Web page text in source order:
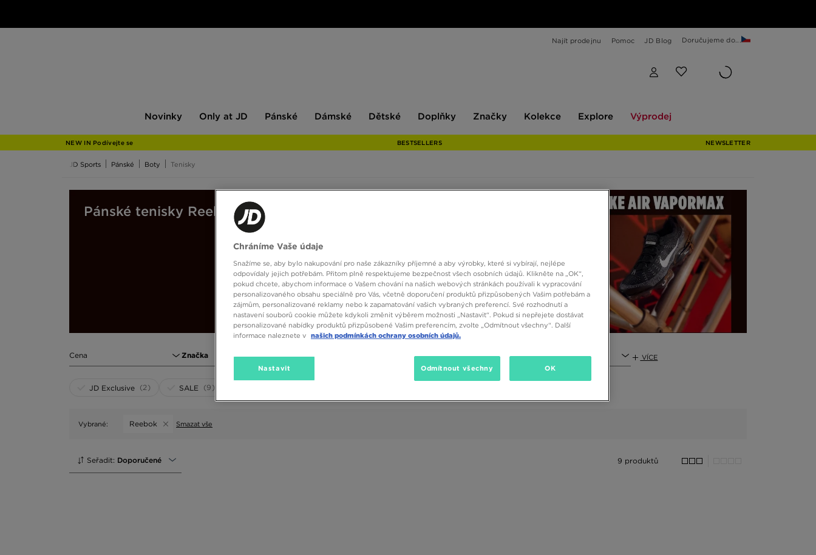
Najít prodejnu Pomoc JD Blog Doručujeme do...
Novinky
JD
Only at JD Pánské Dámské Dětské Doplňky Značky Kolekce Explore Výprodej
NEW IN Podívejte se BESTSELLERS NEWSLETTER
JD Sports Pánské Boty Tenisky
Pánské tenisky Reebok
Cena Značka Velikost Barva Druh VÍCE
JD Exclusive (2) SALE (9)
Vybrané: Reebok Smazat vše
Seřadit: Doporučené 9 produktů
Chráníme Vaše údaje
Snažíme se, aby bylo nakupování pro naše zákazníky příjemné a aby výrobky, které si vybírají, nejlépe
odpovídaly jejich potřebám. Přitom plně respektujeme bezpečnost všech osobních údajů. Klikněte na „OK“,
pokud chcete, abychom informace o Vašem chování na našich webových stránkách používali k vypracování
personalizovaného obsahu speciálně pro Vás, včetně doporučení produktů přizpůsobených Vašim potřebám a
zájmům, personalizované reklamy nebo k zapamatování vašich vybraných preferencí. Své rozhodnutí a
nastavení souborů cookie můžete kdykoli změnit výběrem možnosti „Nastavit“. Pokud si nepřejete dostávat
personalizované nabídky produktů přizpůsobené Vašim preferencím, zvolte „Odmítnout všechny“. Další
informace naleznete v našich podmínkách ochrany osobních údajů.
Nastavit Odmítnout všechny OK